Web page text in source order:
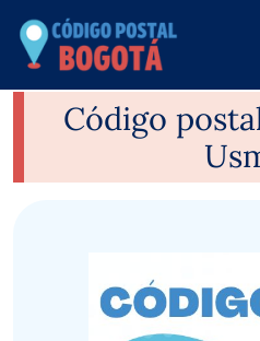
contenido
Código